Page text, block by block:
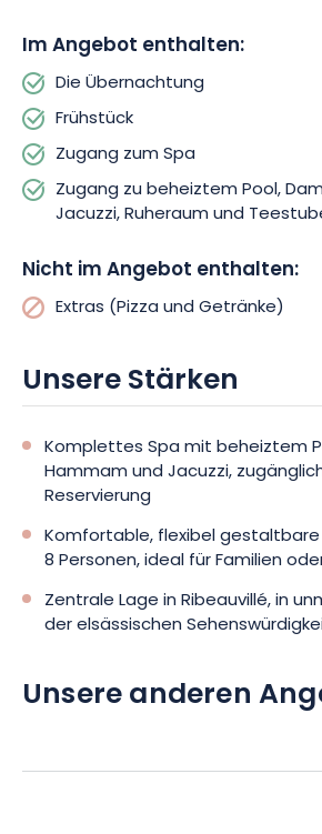
Im Hôtel & Spa Ribeauvillé ist jedes Detail
Aufenthalt mit Komfort, Entspannung und
einhergeht. Ob ein romantisches
Ausflug mit dem ganzen Stamm, hier ist
unvergessliches Erlebnis im Herzen des
Buchen Sie jetzt Ihren Aufenthalt im Hôtel
zwischen elsässischen Traditionen und
Im Angebot enthalten:
Die Übernachtung
Frühstück
Zugang zum Spa
Zugang zu beheiztem Pool,
Jacuzzi, Ruheraum und
Nicht im Angebot enthalten:
Extras (Pizza und Getränke)
Unsere Stärken
Komplettes Spa mit beheiztem
Hammam und Jacuzzi,
Reservierung
Komfortable, flexibel gestaltbare
8 Personen, ideal für Familien
Zentrale Lage in Ribeauvillé, in
der elsässischen
Unsere anderen